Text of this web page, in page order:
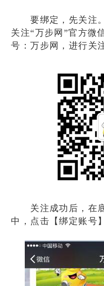
要绑定，先关注。
关注“万步网”官方微
号：万步网，进行关
关注成功后，在底
中，点击【绑定账号